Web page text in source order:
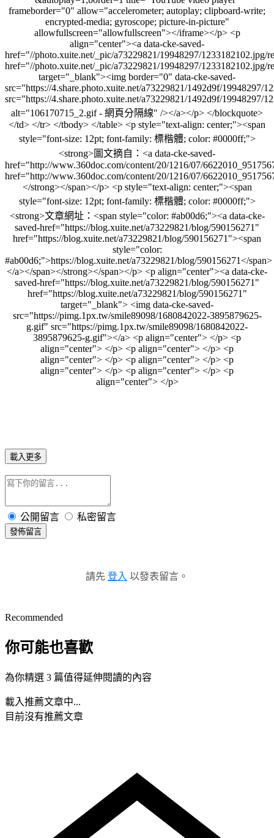
載入更多
公開留言 私密留言
發佈留言
請先 登入 以發表留言。
Recommended
你可能也喜歡
為你精選 3 篇值得延伸閱讀的內容
載入推薦文章中...
目前沒有推薦文章